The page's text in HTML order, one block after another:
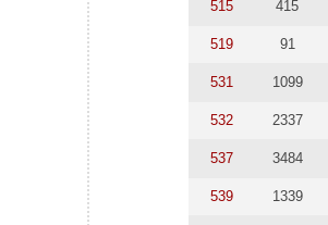
515 415
519 91
531 1099
532 2337
537 3484
539 1339